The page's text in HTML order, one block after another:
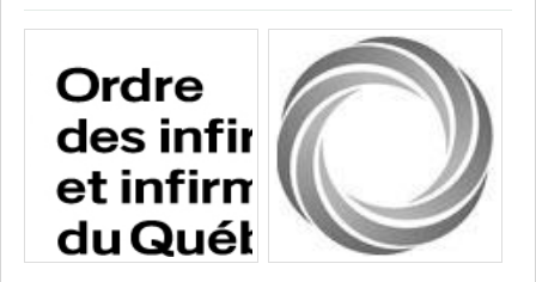
Page
(faculté,département,école)
Media